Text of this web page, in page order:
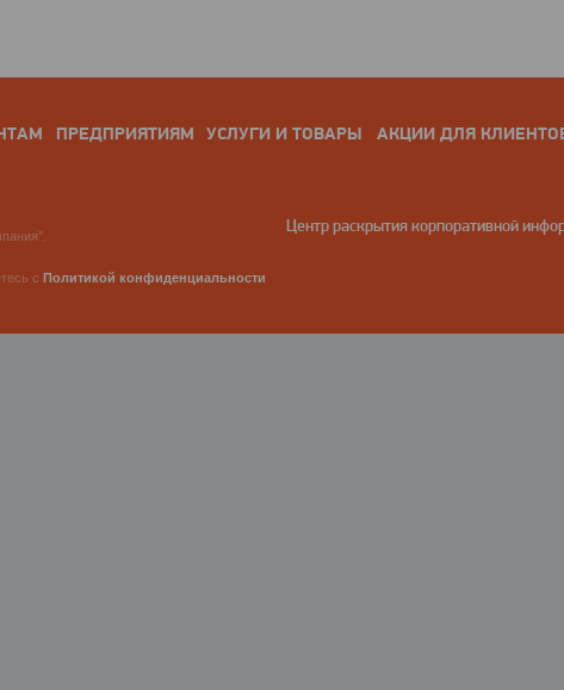
ПРЕДПРИЯТИЯМ УСЛУГИ И ТОВАРЫ АКЦИИ ДЛЯ
Центр раскрытия корпоративной
с Политикой конфиденциальности